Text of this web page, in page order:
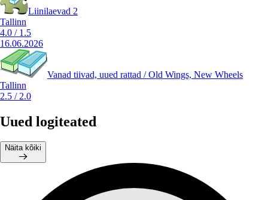
Liinilaevad 2
Tallinn
4.0 / 1.5
16.06.2026
Vanad tiivad, uued rattad / Old Wings, New Wheels
Tallinn
2.5 / 2.0
Uued logiteated
Näita kõiki